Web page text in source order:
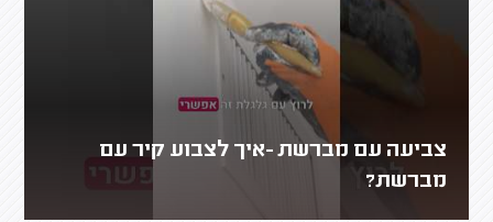
צביעה עם מברשת -איך לצבוע קיר עם
מברשת?